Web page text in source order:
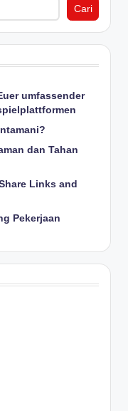
Cari
umfassender
dan Tahan
Links and
Pekerjaan